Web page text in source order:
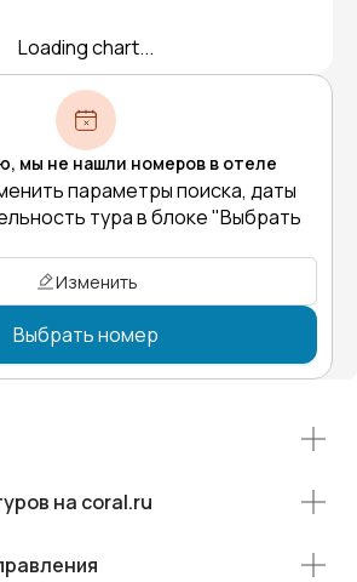
Loading chart...
мы не нашли номеров в отеле
параметры поиска, даты
тура в блоке "Выбрать
Изменить
Выбрать номер
на coral.ru